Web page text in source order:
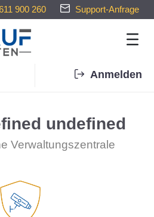
900 260 Support-Anfrage
Anmelden
-
undefined
Verwaltungszentrale